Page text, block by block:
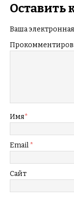
Оставить
Ваша
Имя*
Email *
Сайт